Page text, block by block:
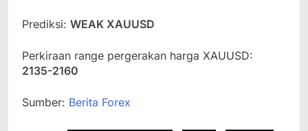
Prediksi: WEAK XAUUSD
Perkiraan range pergerakan harga XAUUSD:
2135-2160
Sumber: Berita Forex